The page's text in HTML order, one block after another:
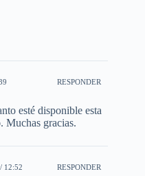
RESPONDER
esté disponible esta
Muchas gracias.
12:52 RESPONDER